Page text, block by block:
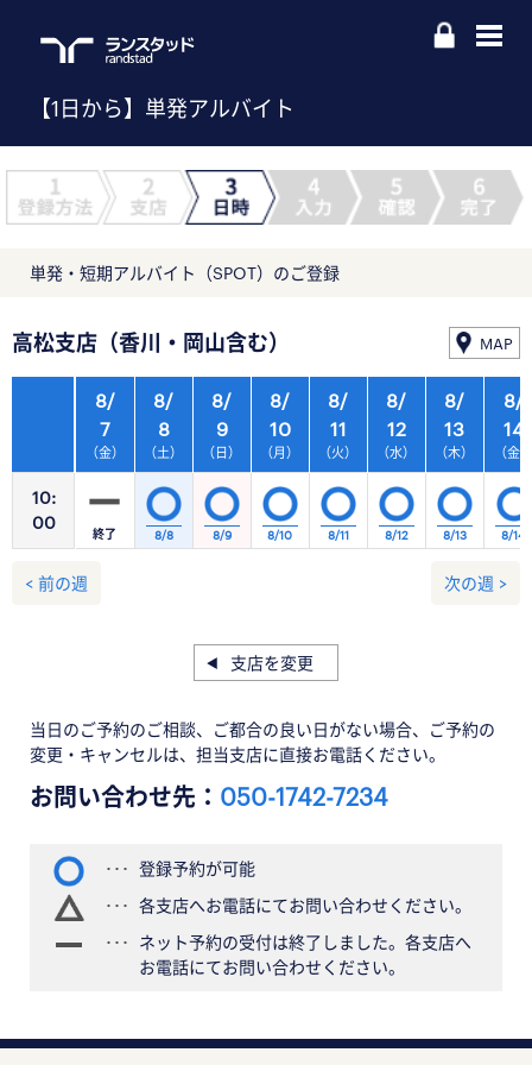
【1日から】単発アルバイト
単発・短期アルバイト（SPOT）のご登録
高松支店（香川・岡山含む） MAP
10:
00
8/
7
（金）
8/
8
（土）
8/
9
（日）
8/
10
（月）
8/
11
（火）
8/
12
（水）
8/
13
（木）
終了 8/8 8/9 8/10 8/11 8/12 8/13
8/
14
（金）
8/14
< 前の週 次の週 >
支店を変更
当日のご予約のご相談、ご都合の良い日がない場合、ご予約の
変更・キャンセルは、担当支店に直接お電話ください。
お問い合わせ先： 050-1742-7234
登録予約が可能
各支店へお電話にてお問い合わせください。
ネット予約の受付は終了しました。各支店へ
お電話にてお問い合わせください。